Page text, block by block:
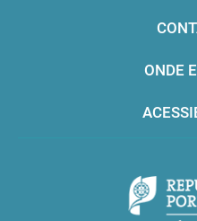
ONDE